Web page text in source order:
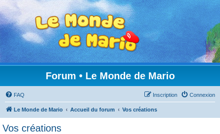
Forum • Le Monde de Mario
FAQ Connexion
Inscription
Le Monde de Mario Accueil du forum Vos créations
Vos créations